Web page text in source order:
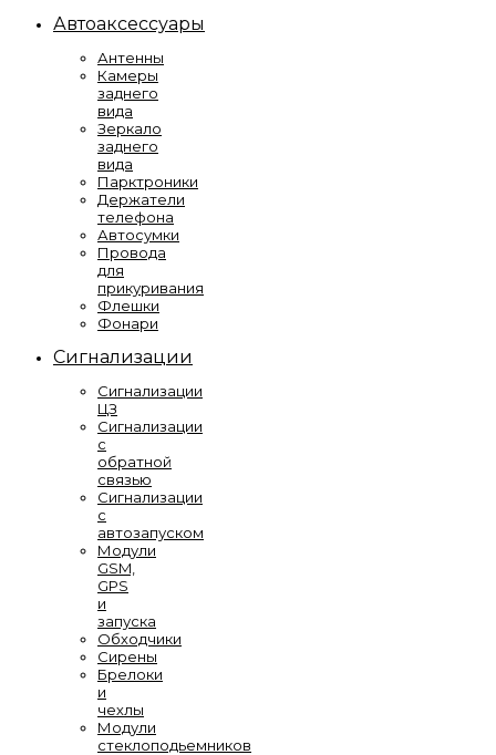
Автоаксессуары
Антенны
Камеры
заднего
вида
Зеркало
заднего
вида
Парктроники
Держатели
телефона
Автосумки
Провода
для
прикуривания
Флешки
Фонари
Сигнализации
Сигнализации
ЦЗ
Сигнализации
с
обратной
связью
Сигнализации
с
автозапуском
Модули
GSM,
GPS
и
запуска
Обходчики
Сирены
Брелоки
и
чехлы
Модули
стеклоподьемников